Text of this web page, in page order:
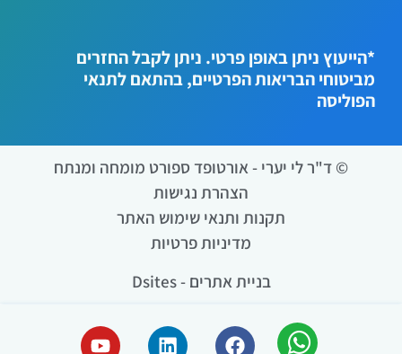
*הייעוץ ניתן באופן פרטי. ניתן לקבל החזרים
מביטוחי הבריאות הפרטיים, בהתאם לתנאי
הפוליסה
© ד"ר לי יערי - אורטופד ספורט מומחה ומנתח
הצהרת נגישות
תקנות ותנאי שימוש האתר
מדיניות פרטיות
בניית אתרים - Dsites